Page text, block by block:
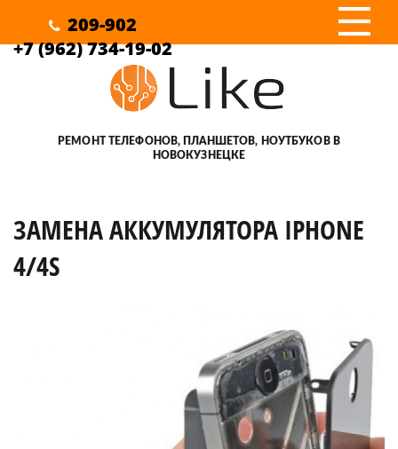
209-902
+7 (962) 734-19-02
III
РЕМОНТ ТЕЛЕФОНОВ, ПЛАНШЕТОВ, НОУТБУКОВ В
НОВОКУЗНЕЦКЕ
ЗАМЕНА АККУМУЛЯТОРА IPHONE
4/4S